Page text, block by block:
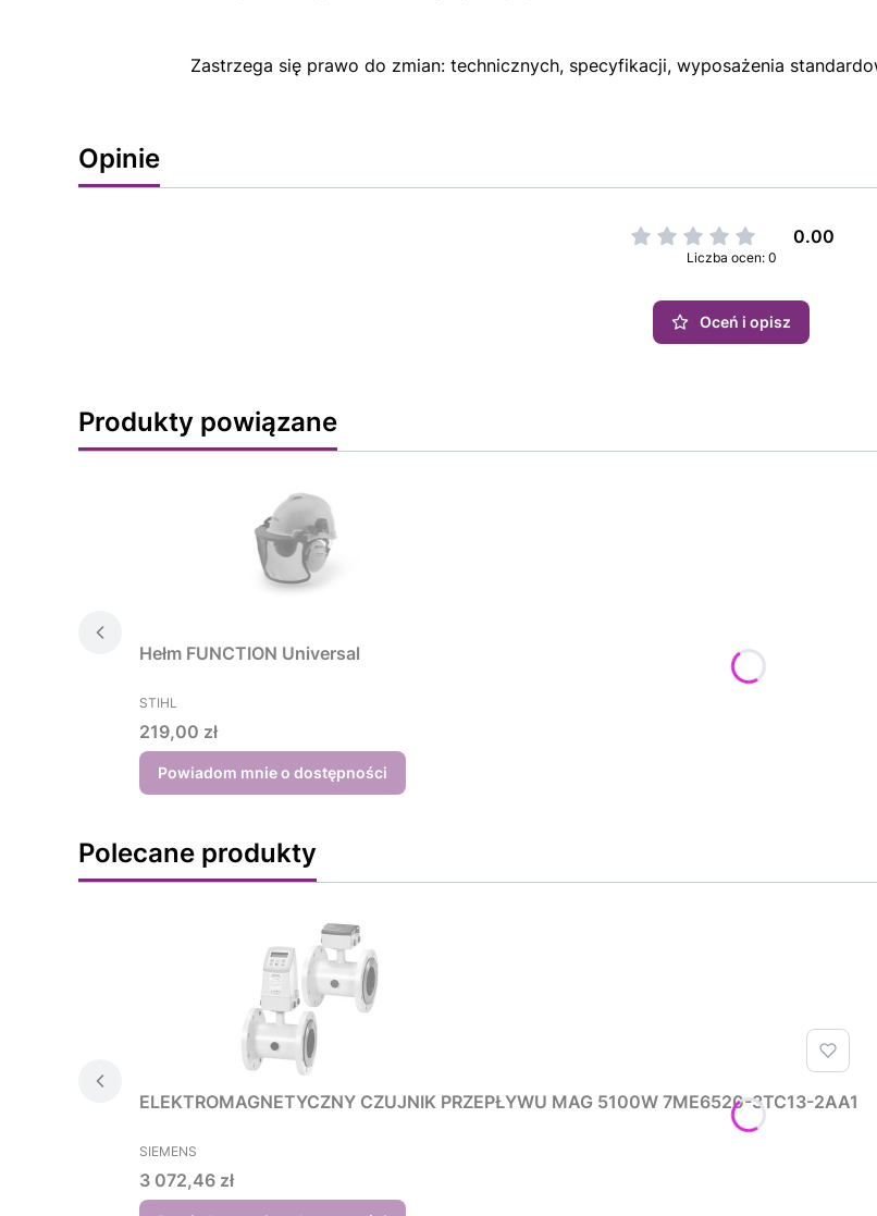
Zastrzega się prawo do zmian: technicznych, specyfikacji, wyposażenia
Opinie
0.00
Liczba ocen: 0
Oceń i opisz
Produkty powiązane
Hełm FUNCTION Universal
PRODUCENT
STIHL
Cena
219,00 zł
Powiadom mnie o dostępności
Polecane produkty
ELEKTROMAGNETYCZNY CZUJNIK PRZEPŁYWU MAG 5100W 7ME6520-3TC13-2AA1
PRODUCENT
SIEMENS
Cena
3 072,46 zł